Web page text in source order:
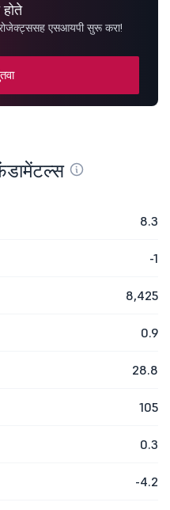
एसआयपी सुरू करा!
8.3
-1
8,425
0.9
28.8
105
0.3
-4.2